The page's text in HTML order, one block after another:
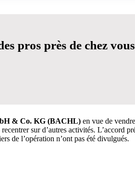
pros près de chez
& Co. KG (BACHL) en vue de
sur d’autres activités. L’accord
de l’opération n’ont pas été divulgués.